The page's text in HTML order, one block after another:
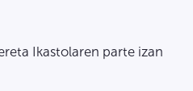
Ikastolaren parte izan